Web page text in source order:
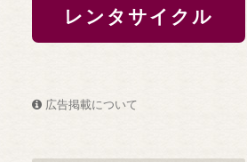
レンタサイクル
広告掲載について